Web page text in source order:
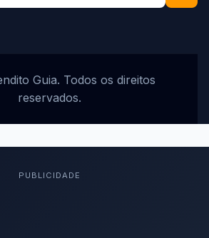
Guia. Todos os direitos
reservados.